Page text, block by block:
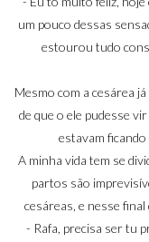
um pouco dessas
estourou tudo
Mesmo com a cesárea
de que o ele pudesse
estavam
A minha vida tem se
partos são
cesáreas, e nesse
- Rafa, precisa ser tu